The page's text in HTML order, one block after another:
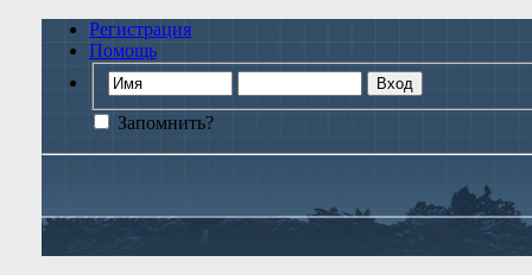
Регистрация
Помощь
Запомнить?